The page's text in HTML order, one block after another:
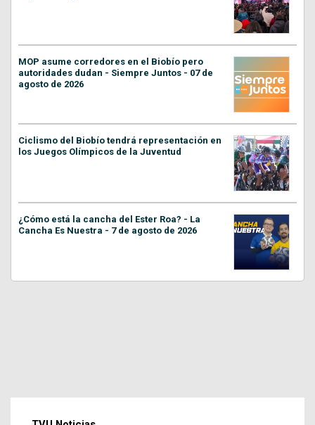
MOP asume corredores en el Biobío pero
autoridades dudan - Siempre Juntos - 07 de
agosto de 2026
Ciclismo del Biobío tendrá representación en
los Juegos Olímpicos de la Juventud
¿Cómo está la cancha del Ester Roa? - La
Cancha Es Nuestra - 7 de agosto de 2026